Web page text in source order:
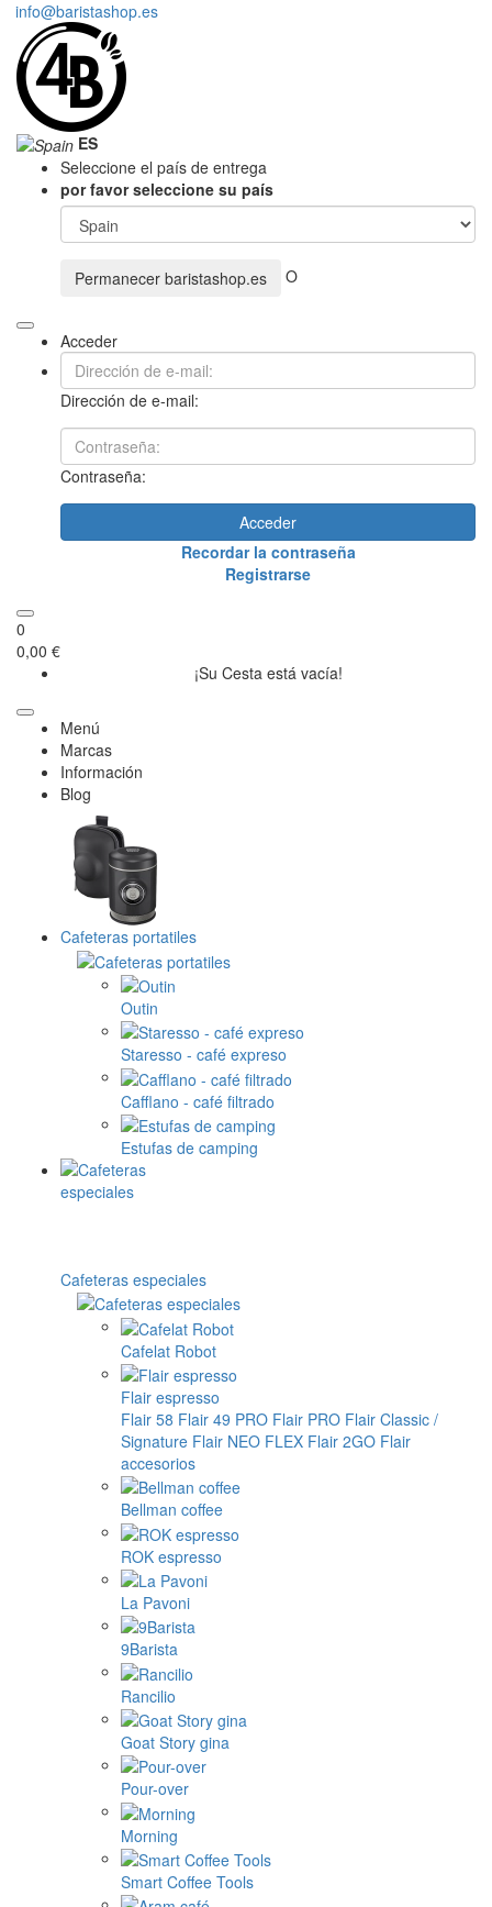
info@baristashop.es
ES
Seleccione el país de entrega
por favor seleccione su país
Permanecer baristashop.es O
Acceder
Dirección de e-mail:
Contraseña:
Acceder
Recordar la contraseña
Registrarse
0
0,00 €
¡Su Cesta está vacía!
Menú
Marcas
Información
Blog
Cafeteras portatiles
Outin
Staresso - café expreso
Cafflano - café filtrado
Estufas de camping
Cafeteras especiales
Cafelat Robot
Flair espresso
Flair 58 Flair 49 PRO Flair PRO Flair Classic /
Signature Flair NEO FLEX Flair 2GO Flair
accesorios
Bellman coffee
ROK espresso
La Pavoni
9Barista
Rancilio
Goat Story gina
Pour-over
Morning
Smart Coffee Tools